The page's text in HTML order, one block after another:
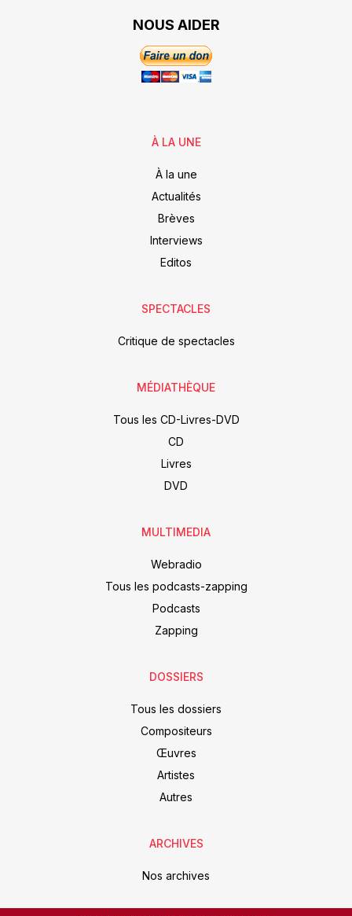
NOUS AIDER
À LA UNE
À la une
Actualités
Brèves
Interviews
Editos
SPECTACLES
Critique de spectacles
MÉDIATHÈQUE
Tous les CD-Livres-DVD
CD
Livres
DVD
MULTIMEDIA
Webradio
Tous les podcasts-zapping
Podcasts
Zapping
DOSSIERS
Tous les dossiers
Compositeurs
Œuvres
Artistes
Autres
ARCHIVES
Nos archives